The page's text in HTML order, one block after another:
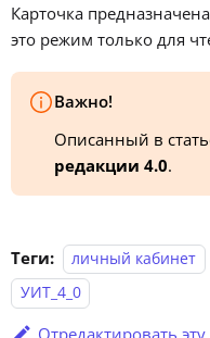
Карточка
это режим только для
Важно!
Описанный в
редакции 4.0.
Теги: личный кабинет
УИТ_4_0